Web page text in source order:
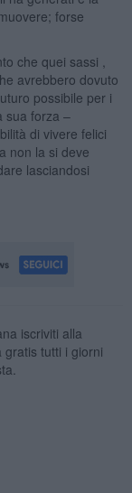
forse
che quei sassi ,
avrebbero dovuto
possibile per i
sua forza –
di vivere felici
non la si deve
lasciandosi
iscriviti alla
gratis tutti i giorni